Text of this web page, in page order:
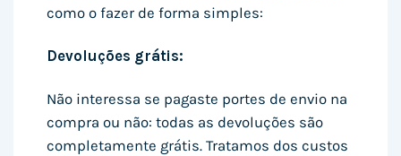
como o fazer de forma simples:
Devoluções grátis:
Não interessa se pagaste portes de envio na
compra ou não: todas as devoluções são
completamente grátis. Tratamos dos custos